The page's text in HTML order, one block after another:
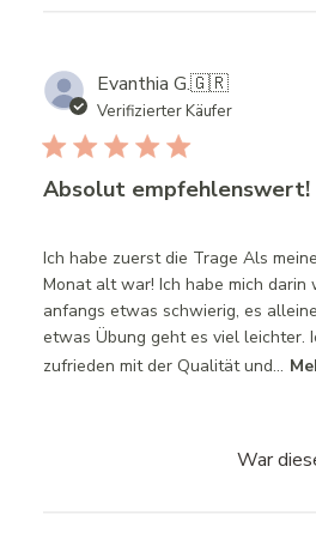
Evanthia G.🇬🇷
Verifizierter Käufer
Absolut empfehlenswert!
Ich habe zuerst die Trage Als
Monat alt war! Ich habe mich
anfangs etwas schwierig, es
etwas Übung geht es viel leichter.
zufrieden mit der Qualität und...
War